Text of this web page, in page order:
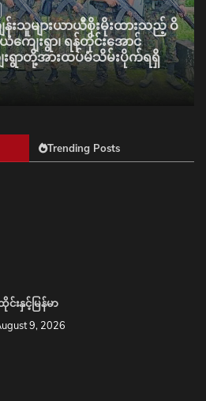
းသူများယာယီစိုးမိုးထားသည့် ဝိ
ျေးရွာ၊ ရန်တိုင်းအောင်
းရွာတို့အားထပ်မံသိမ်းပိုက်ရရှိ
Trending Posts
င်းနှင့်မြန်မာ
9, 2026